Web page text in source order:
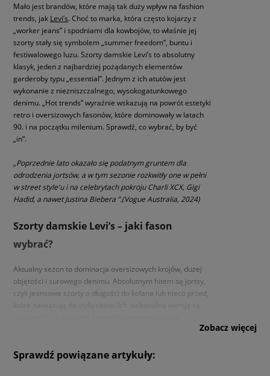
Mało jest brandów, które mają tak duży wpływ na fashion
trends, jak Levi’s. Choć to marka, która często kojarzy z
„worker jeans” i spodniami dla kowbojów, to właśnie jej
szorty stały się symbolem „summer freedom”, buntu i
festiwalowego luzu. Szorty damskie Levi’s to absolutny
klasyk, jeden z najbardziej pożądanych elementów
garderoby typu „essential”. Jednym z ich atutów jest
wykonanie z niezniszczalnego, wysokogatunkowego
denimu. „Hot trends” wyraźnie wskazują na powrót estetyki
retro i oversizowych fasonów, które dominowały w latach
90. i na początku milenium. Sprawdź, co wybrać, by być
„in”.
„Poprzednie lato okazało się podatnym gruntem dla
odrodzenia jortsów, a w tym sezonie rozkwitły one w pełni
w street style'u i na celebrytach pokroju Charli XCX, Gigi
Hadid, a nawet Justina Biebera ”.(Vogue Australia, 2024)
Szorty damskie Levi’s – jaki fason
wybrać?
Aktualny sezon to dominacja oversizowych krojów, dużej
objętości i surowego denimu. Absolutnym hitem są jortsy,
czyli jeansowe szorty o długości do kolana lub nieco przed,
nogawką, który genialnie modeluje sylwetkę i zachowuje
wyborem będą „baggy shorts”, które charakteryzują się
Zobacz więcej
Sprawdź powiązane artykuły: